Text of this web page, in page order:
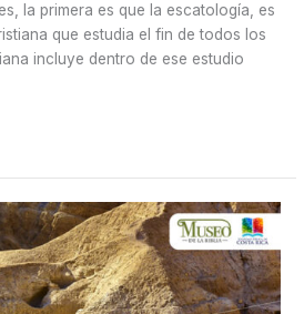
la primera es que la escatología, es
que estudia el fin de todos los
incluye dentro de ese estudio